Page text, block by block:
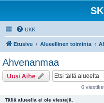
UKK
Etusivu Alueellinen toiminta
Ahvenanmaa
Uusi Aihe
0
Tällä alueella ei ole viestejä.